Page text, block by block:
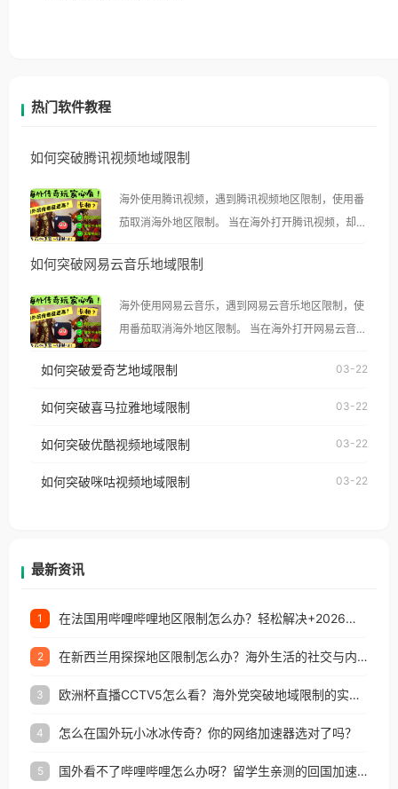
热门软件教程
如何突破腾讯视频地域限制
海外使用腾讯视频，遇到腾讯视频地区限制，使用番
茄取消海外地区限制。 当在海外打开腾讯视频，却突
示语。 海外用户如香港、澳门、台湾、美国、加拿
像其他音乐平台一样，出现地区及版权限制问题，且
仅能在中国大陆地区播放。 遇到这个问题的朋友们，
台湾、美国、加拿大、澳大利亚、欧洲等国家和地区
权限制所困扰。
如何突破网易云音乐地域限制
海外使用网易云音乐，遇到网易云音乐地区限制，使
用番茄取消海外地区限制。 当在海外打开网易云音
播放”的提示语。 海外用户如香港、澳门、台湾、美
制问题，且仅能在中国大陆地区播放。 遇到这个问题
户收听网易云音乐地区版权限制」的问题，无论人在
如何突破爱奇艺地域限制 03-22
如何突破喜马拉雅地域限制 03-22
如何突破优酷视频地域限制 03-22
如何突破咪咕视频地域限制 03-22
最新资讯
1 在法国用哔哩哔哩地区限制怎么办？轻松解决+2026世界杯看球攻略
2 在新西兰用探探地区限制怎么办？海外生活的社交与内容之困
3 欧洲杯直播CCTV5怎么看？海外党突破地域限制的实用指南
4 怎么在国外玩小冰冰传奇？你的网络加速器选对了吗？
5 国外看不了哔哩哔哩怎么办呀？留学生亲测的回国加速全攻略（含酷我音乐渤海银行解决方法）